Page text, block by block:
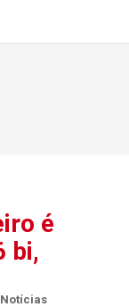
é
bi,
Notícias